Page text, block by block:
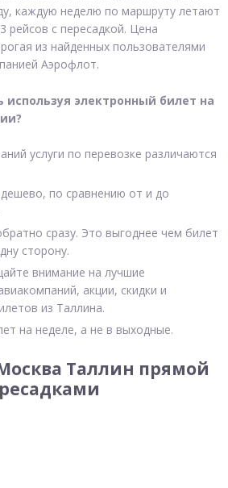
каждую неделю по маршруту летают
рейсов с пересадкой. Цена
из найденных пользователями
Аэрофлот.
электронный билет на
услуги по перевозке различаются
по сравнению от и до
сразу. Это выгоднее чем билет
сторону.
внимание на лучшие
акции, скидки и
из Таллина.
на неделе, а не в выходные.
Таллин прямой